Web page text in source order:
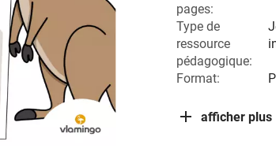
pages:
Type de
ressource
pédagogique:
Format:
afficher plus